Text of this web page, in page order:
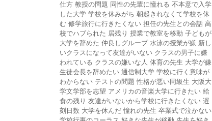
仕方 教授の問題 同性の先輩に憧れる 不本意で入学
した大学 学校を休みがち 朝起きれなくて学校を休
む 修学旅行に行きたくない 担任の先生との会話 高
校でハブられた 居残り 授業で教室を移動 子どもが
大学を辞めた 仲良しグループ 水泳の授業が嫌 新し
いクラスになって友達がいない クラスの男子に嫌
われている クラスの嫌いな人 体育の先生 大学が嫌
生徒会長を辞めたい 通信制大学 学校に行く意味が
わからない テストの問題 性格が悪い同級生 大阪大
学文学部を志望 アメリカの音楽大学に行きたい 給
食の残り 友達がいないから学校に行きたくない 遅
刻日数 大学を休んだ 憧れの先生 卒業式で泣かない